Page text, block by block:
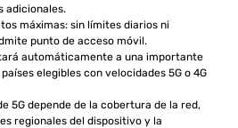
adicionales.
máximas: sin límites diarios ni
punto de acceso móvil.
automáticamente a una importante
elegibles con velocidades 5G o 4G
5G depende de la cobertura de la red,
regionales del dispositivo y la